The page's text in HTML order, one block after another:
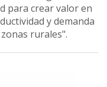
para crear valor en
y demanda
rurales".